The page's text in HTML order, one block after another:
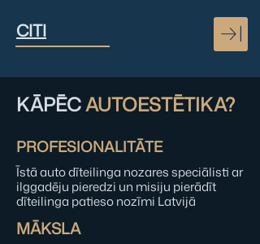
CITI
KĀPĒCAUTOESTĒTIKA?
PROFESIONALITĀTE
Īstā auto dīteilinga nozares speciālisti ar
ilggadēju pieredzi un misiju pierādīt
dīteilinga patieso nozīmi Latvijā
MĀKSLA